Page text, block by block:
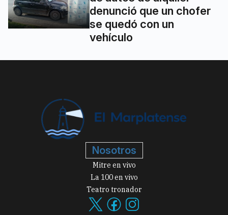
denunció que un chofer
se quedó con un
vehículo
Nosotros
Mitre en vivo
La 100 en vivo
Teatro tronador